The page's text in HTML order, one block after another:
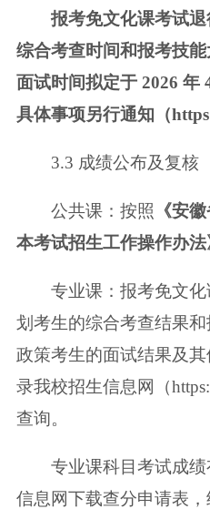
报考免文化课考试
综合考查时间和报考技
面试时间拟定于 2026 年
具体事项另行通知（
3.3 成绩公布及复核
公共课：按照 《安
本考试招生工作操作办法
专业课：报考免文
划考生的综合考查结果和
政策考生的面试结果及
录我校招生信息网（
查询。
专业课科目考试成
信息网下载查分申请表，